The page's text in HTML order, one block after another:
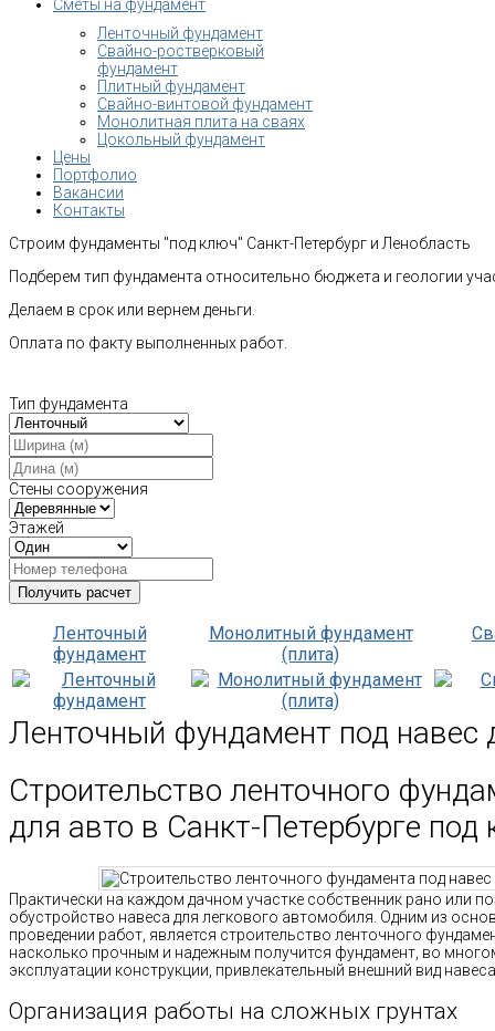
Сметы на фундамент
Ленточный фундамент
Свайно-ростверковый
фундамент
Плитный фундамент
Свайно-винтовой фундамент
Монолитная плита на сваях
Цокольный фундамент
Цены
Портфолио
Вакансии
Контакты
Строим фундаменты "под ключ" Санкт-Петербург и Ленобласть
Подберем тип фундамента относительно бюджета и геологии
Делаем в срок или вернем деньги.
Оплата по факту выполненных работ.
Тип фундамента
Стены сооружения
Этажей
Ленточный
фундамент
Монолитный фундамент
(плита)
Ленточный фундамент под навес
Строительство ленточного
для авто в Санкт-Петербурге под
Практически на каждом дачном участке собственник рано или
обустройство навеса для легкового автомобиля. Одним из
проведении работ, является строительство ленточного
насколько прочным и надежным получится фундамент, во
эксплуатации конструкции, привлекательный внешний вид
Организация работы на сложных грунтах